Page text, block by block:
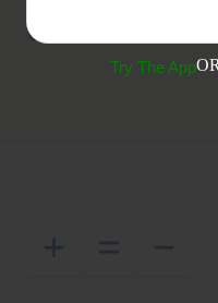
والے الفاظ استعمال
Try The App